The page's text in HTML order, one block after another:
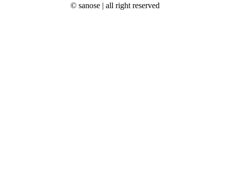
© sanose | all right reserved